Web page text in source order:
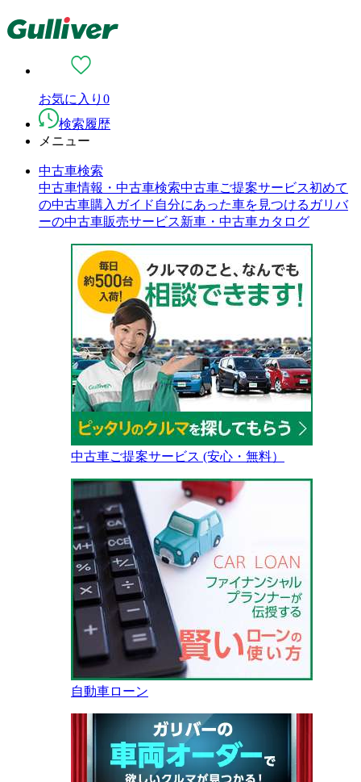
お気に入り 0
検索履歴
メニュー
中古車検索
中古車情報・中古車検索中古車ご提案サービス初めて
の中古車購入ガイド 自分にあった車を見つける ガリバ
ーの中古車販売サービス新車・中古車カタログ
中古車ご提案サービス (安心・無料）
自動車ローン